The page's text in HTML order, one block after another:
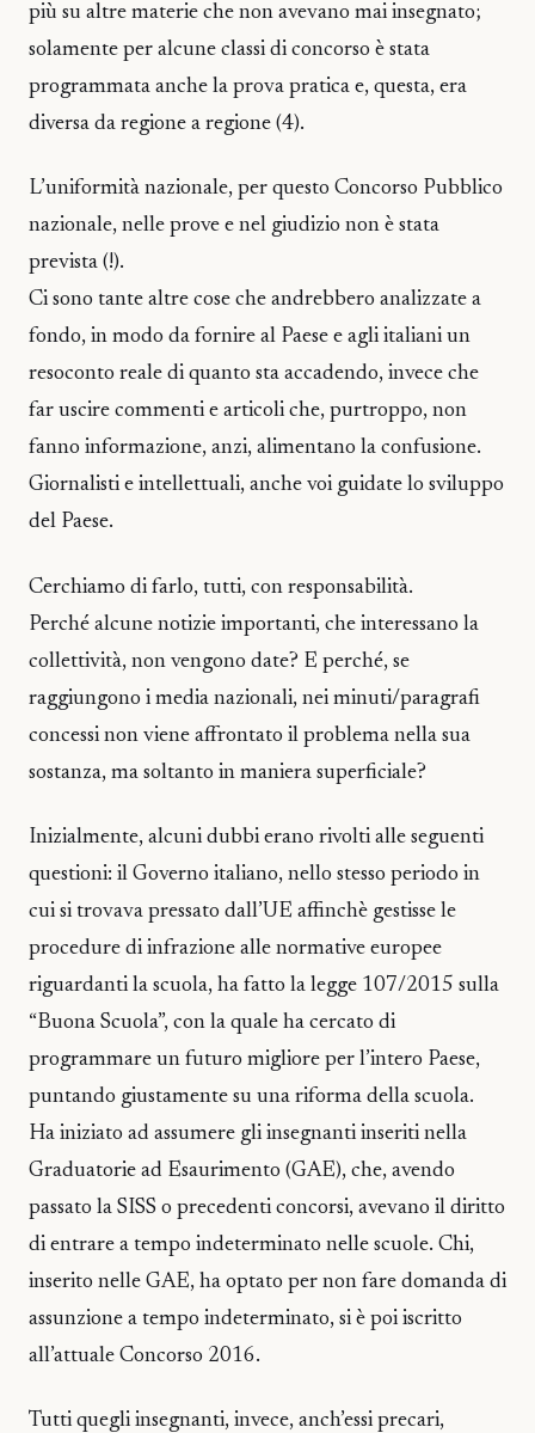
più su altre materie che non avevano mai insegnato;
solamente per alcune classi di concorso è stata
programmata anche la prova pratica e, questa, era
diversa da regione a regione (4).
L’uniformità nazionale, per questo Concorso Pubblico
nazionale, nelle prove e nel giudizio non è stata
prevista (!).
Ci sono tante altre cose che andrebbero analizzate a
fondo, in modo da fornire al Paese e agli italiani un
resoconto reale di quanto sta accadendo, invece che
far uscire commenti e articoli che, purtroppo, non
fanno informazione, anzi, alimentano la confusione.
Giornalisti e intellettuali, anche voi guidate lo sviluppo
del Paese.
Cerchiamo di farlo, tutti, con responsabilità.
Perché alcune notizie importanti, che interessano la
collettività, non vengono date? E perché, se
raggiungono i media nazionali, nei minuti/paragrafi
concessi non viene affrontato il problema nella sua
sostanza, ma soltanto in maniera superficiale?
Inizialmente, alcuni dubbi erano rivolti alle seguenti
questioni: il Governo italiano, nello stesso periodo in
cui si trovava pressato dall’UE affinchè gestisse le
procedure di infrazione alle normative europee
riguardanti la scuola, ha fatto la legge 107/2015 sulla
“Buona Scuola”, con la quale ha cercato di
programmare un futuro migliore per l’intero Paese,
puntando giustamente su una riforma della scuola.
Ha iniziato ad assumere gli insegnanti inseriti nella
Graduatorie ad Esaurimento (GAE), che, avendo
passato la SISS o precedenti concorsi, avevano il diritto
di entrare a tempo indeterminato nelle scuole. Chi,
inserito nelle GAE, ha optato per non fare domanda di
assunzione a tempo indeterminato, si è poi iscritto
all’attuale Concorso 2016.
Tutti quegli insegnanti, invece, anch’essi precari,